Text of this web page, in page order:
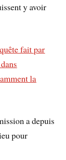
y avoir
fait par
la
a depuis
pour